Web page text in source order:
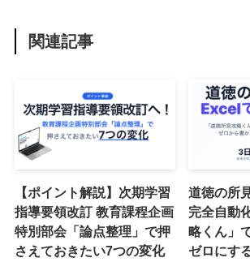
関連記事
【ポイント解説】次期学習
指導要領改訂 教育課程企画
特別部会「論点整理」で押
さえておきたい7つの変化
道徳の所
完全自動
略くん」
ゼロにす